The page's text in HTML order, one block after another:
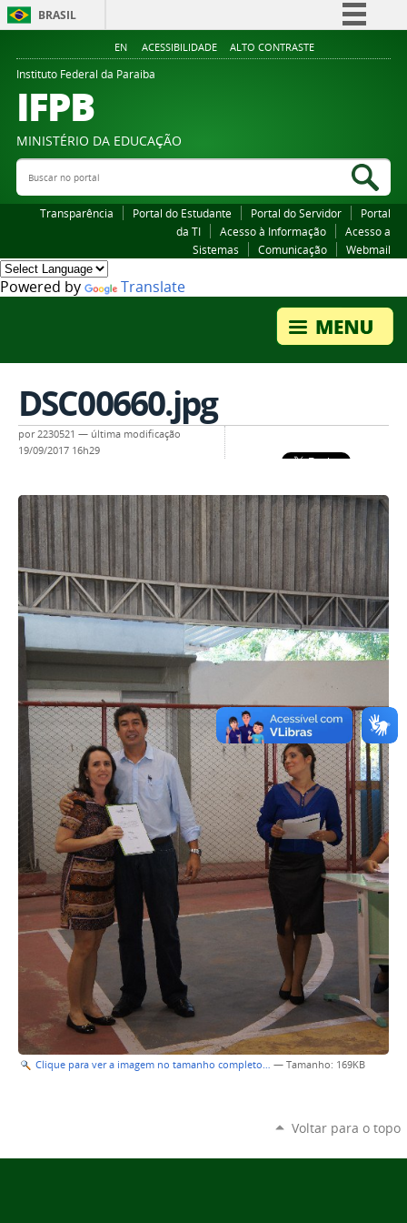
BRASIL
Simplifique!
Legislação
EN ACESSIBILIDADE ALTO CONTRASTE
Instituto Federal da Paraiba
IFPB
MINISTÉRIO DA EDUCAÇÃO
Buscar no portal
Transparência Portal do Estudante Portal do Servidor
Portal
da TI
Acesso à Informação
Acesso a
Sistemas
Comunicação Webmail
Powered by Translate
DSC00660.jpg
por2230521 — última modificação
19/09/2017 16h29
Clique para ver a imagem no tamanho completo… — Tamanho: 169KB
Voltar para o topo